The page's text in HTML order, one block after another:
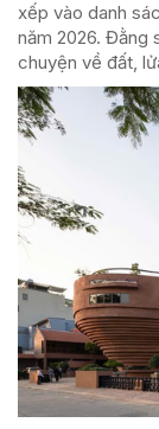
xếp vào danh
năm 2026. Đằng
chuyện về đất,